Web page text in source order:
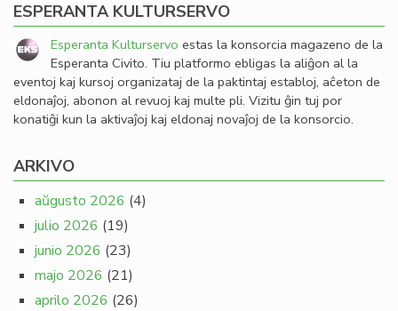
ESPERANTA KULTURSERVO
Esperanta Kulturservo estas la konsorcia magazeno de la
Esperanta Civito. Tiu platformo ebligas la aliĝon al la
eventoj kaj kursoj organizataj de la paktintaj establoj, aĉeton de
eldonaĵoj, abonon al revuoj kaj multe pli. Vizitu ĝin tuj por
konatiĝi kun la aktivaĵoj kaj eldonaj novaĵoj de la konsorcio.
ARKIVO
aŭgusto 2026 (4)
julio 2026 (19)
junio 2026 (23)
majo 2026 (21)
aprilo 2026 (26)